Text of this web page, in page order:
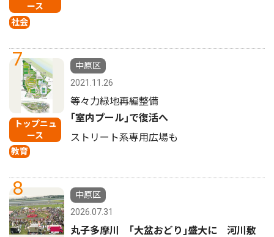
ース
社会
7
トップニュ
ース
教育
中原区
2021.11.26
等々力緑地再編整備
｢室内プール｣で復活へ
ストリート系専用広場も
8
中原区
2026.07.31
丸子多摩川 ｢大盆おどり｣盛大に 河川敷